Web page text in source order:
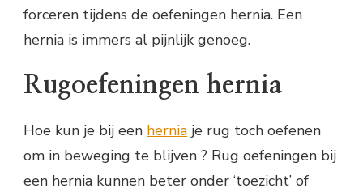
forceren tijdens de oefeningen hernia. Een
hernia is immers al pijnlijk genoeg.
Rugoefeningen hernia
Hoe kun je bij een hernia je rug toch oefenen
om in beweging te blijven ? Rug oefeningen bij
een hernia kunnen beter onder ‘toezicht’ of